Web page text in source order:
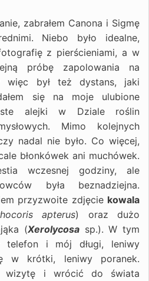
zabrałem Canona i Sigmę
Niebo było idealne,
z pierścieniami, a w
próbę zapolowania na
więc był też dystans, jaki
się na moje ulubione
alejki w Dziale roślin
Mimo kolejnych
nadal nie było. Co więcej,
błonkówek ani muchówek.
wczesnej godziny, ale
była beznadziejna.
przyzwoite zdjęcie kowala
apterus) oraz dużo
(Xerolycosa sp.). W tym
telefon i mój długi, leniwy
w krótki, leniwy poranek.
wizytę i wrócić do świata